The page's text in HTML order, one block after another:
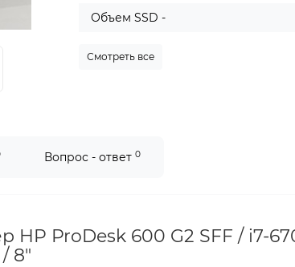
Объем SSD -
Смотреть все
Вопрос - ответ 0
ProDesk 600 G2 SFF / i7-
8"